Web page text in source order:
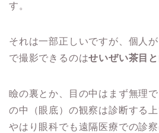
す。
それは一部正しいですが、個人
で撮影できるのはせいぜい茶目
瞼の裏とか、目の中はまず無理
の中（眼底）の観察は診断する上
やはり眼科でも遠隔医療での診